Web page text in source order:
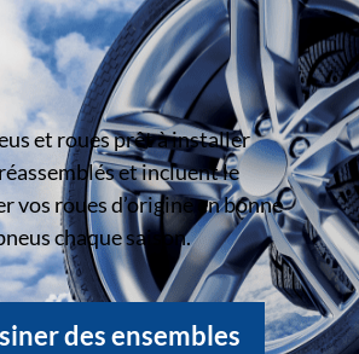
et roues prêt à installer
et incluent le
roues d’origine en bonne
chaque saison.
des ensembles